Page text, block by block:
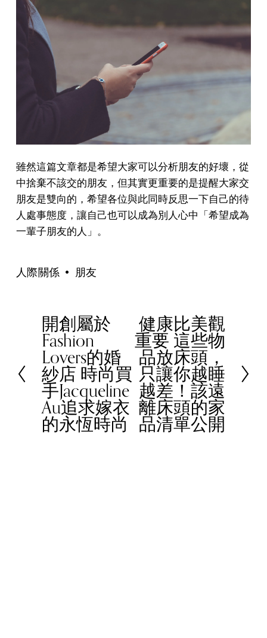
雖然這篇文章都是希望大家可以分析朋友的好壞，從
中捨棄不該交的朋友，但其實更重要的是提醒大家交
朋友是雙向的，希望各位與此同時反思一下自己的待
人處事態度，讓自己也可以成為別人心中「希望成為
一輩子朋友的人」。
人際關係 朋友
P
r
e
v
i
o
u
s
開創屬於
Fashion
Lovers的婚
紗店 時尚買
手Jacqueline
Au追求嫁衣
的永恆時尚
N
e
健康比美觀
重要 這些物
品放床頭，
只讓你越睡
越差！該遠
離床頭的家
品清單公開